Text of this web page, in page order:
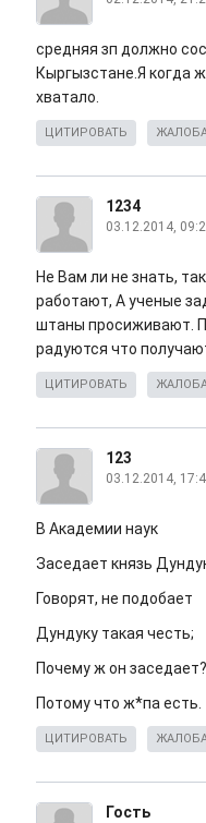
средняя зп должно
Кыргызстане.Я когда
хватало.
ЦИТИРОВАТЬ
1234
03.12.2014,
Не Вам ли не знать,
работают, А ученые
штаны просиживают.
радуются что
ЦИТИРОВАТЬ
123
03.12.2014,
В Академии наук
Заседает князь
Говорят, не подобает
Дундуку такая честь;
Почему ж он заседает?
Потому что ж*па есть.
ЦИТИРОВАТЬ
Гость